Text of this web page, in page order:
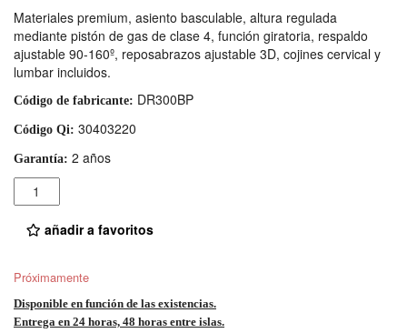
Materiales premium, asiento basculable, altura regulada
mediante pistón de gas de clase 4, función giratoria, respaldo
ajustable 90-160º, reposabrazos ajustable 3D, cojines cervical y
lumbar incluidos.
Código de fabricante: DR300BP
Código Qi: 30403220
Garantía: 2 años
Cantidad
añadir a favoritos
Próximamente
Disponible en función de las existencias.
Entrega en 24 horas, 48 horas entre islas.